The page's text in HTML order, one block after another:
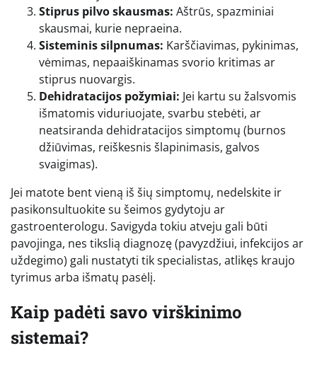
Stiprus pilvo skausmas: Aštrūs, spazminiai
skausmai, kurie nepraeina.
Sisteminis silpnumas: Karščiavimas, pykinimas,
vėmimas, nepaaiškinamas svorio kritimas ar
stiprus nuovargis.
Dehidratacijos požymiai: Jei kartu su žalsvomis
išmatomis viduriuojate, svarbu stebėti, ar
neatsiranda dehidratacijos simptomų (burnos
džiūvimas, reiškesnis šlapinimasis, galvos
svaigimas).
Jei matote bent vieną iš šių simptomų, nedelskite ir
pasikonsultuokite su šeimos gydytoju ar
gastroenterologu. Savigyda tokiu atveju gali būti
pavojinga, nes tikslią diagnozę (pavyzdžiui, infekcijos ar
uždegimo) gali nustatyti tik specialistas, atlikęs kraujo
tyrimus arba išmatų pasėlį.
Kaip padėti savo virškinimo
sistemai?